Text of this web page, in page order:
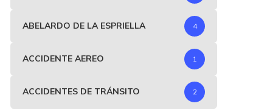
ABELARDO DE LA ESPRIELLA 4
ACCIDENTE AEREO 1
ACCIDENTES DE TRÁNSITO 2